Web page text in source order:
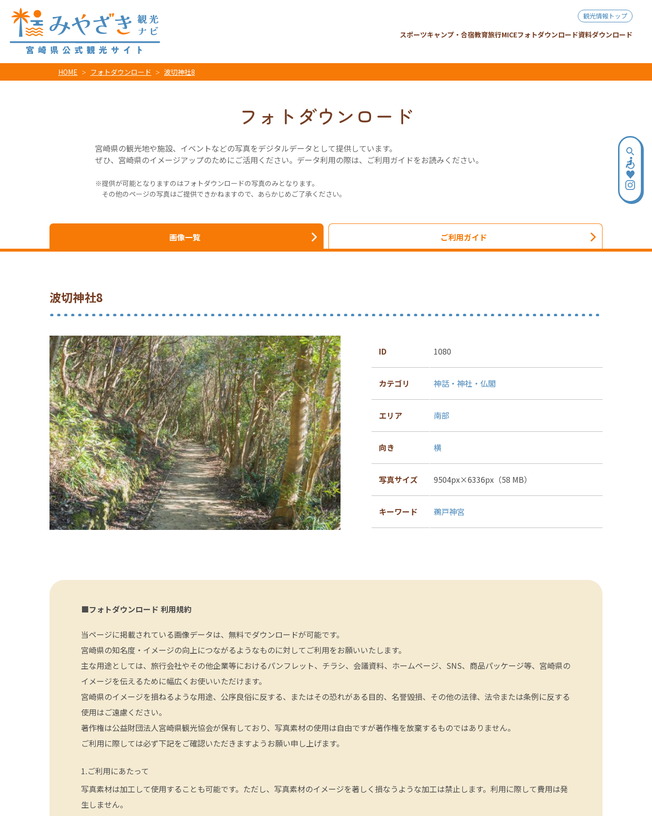
観光情報トップ
スポーツキャンプ・合宿教育旅行MICEフォトダウンロード資料ダウンロード
HOME フォトダウンロード 波切神社8
フォトダウンロード
宮崎県の観光地や施設、イベントなどの写真をデジタルデータとして提供しています。
ぜひ、宮崎県のイメージアップのためにご活用ください。データ利用の際は、ご利用ガイドをお読みください。
提供が可能となりますのはフォトダウンロードの写真のみとなります。
その他のページの写真はご提供できかねますので、あらかじめご了承ください。
画像一覧 ご利用ガイド
波切神社8
ID 1080
カテゴリ 神話・神社・仏閣
エリア 南部
向き 横
写真サイズ 9504px×6336px（58 MB）
キーワード 鵜戸神宮
■フォトダウンロード 利用規約
当ページに掲載されている画像データは、無料でダウンロードが可能です。
宮崎県の知名度・イメージの向上につながるようなものに対してご利用をお願いいたします。
主な用途としては、旅行会社やその他企業等におけるパンフレット、チラシ、会議資料、ホームページ、SNS、商品パッケージ等、宮崎県の
イメージを伝えるために幅広くお使いいただけます。
宮崎県のイメージを損ねるような用途、公序良俗に反する、またはその恐れがある目的、名誉毀損、その他の法律、法令または条例に反する
使用はご遠慮ください。
著作権は公益財団法人宮崎県観光協会が保有しており、写真素材の使用は自由ですが著作権を放棄するものではありません。
ご利用に際しては必ず下記をご確認いただきますようお願い申し上げます。
ご利用にあたって
写真素材は加工して使用することも可能です。ただし、写真素材のイメージを著しく損なうような加工は禁止します。利用に際して費用は発
生しません。